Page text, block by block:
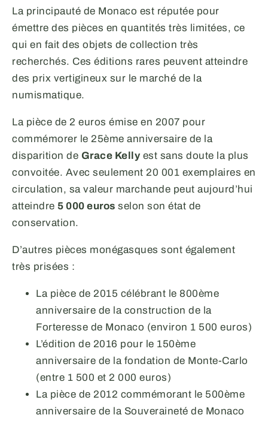
La principauté de Monaco est réputée pour
émettre des pièces en quantités très limitées, ce
qui en fait des objets de collection très
recherchés. Ces éditions rares peuvent atteindre
des prix vertigineux sur le marché de la
numismatique.
La pièce de 2 euros émise en 2007 pour
commémorer le 25ème anniversaire de la
disparition de Grace Kelly est sans doute la plus
convoitée. Avec seulement 20 001 exemplaires en
circulation, sa valeur marchande peut aujourd’hui
atteindre 5 000 euros selon son état de
conservation.
D’autres pièces monégasques sont également
très prisées :
La pièce de 2015 célébrant le 800ème
anniversaire de la construction de la
Forteresse de Monaco (environ 1 500 euros)
L’édition de 2016 pour le 150ème
anniversaire de la fondation de Monte-Carlo
(entre 1 500 et 2 000 euros)
La pièce de 2012 commémorant le 500ème
anniversaire de la Souveraineté de Monaco